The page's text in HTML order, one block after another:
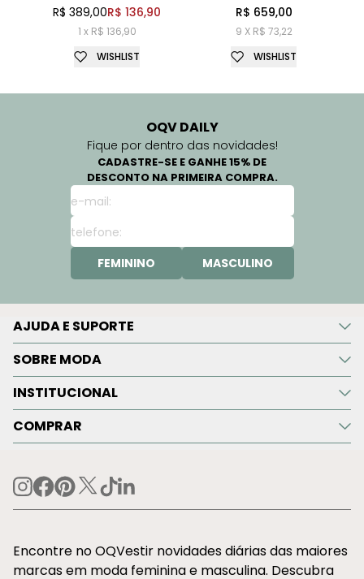
R$ 389,00R$ 136,90
1 x R$ 136,90
WISHLIST
R$ 659,00
9 X R$ 73,22
WISHLIST
OQV DAILY
Fique por dentro das novidades!
CADASTRE-SE E GANHE 15% DE
DESCONTO NA PRIMEIRA COMPRA.
FEMININO MASCULINO
AJUDA E SUPORTE
SOBRE MODA
INSTITUCIONAL
COMPRAR
Encontre no OQVestir novidades diárias das maiores
marcas em moda feminina e masculina. Descubra